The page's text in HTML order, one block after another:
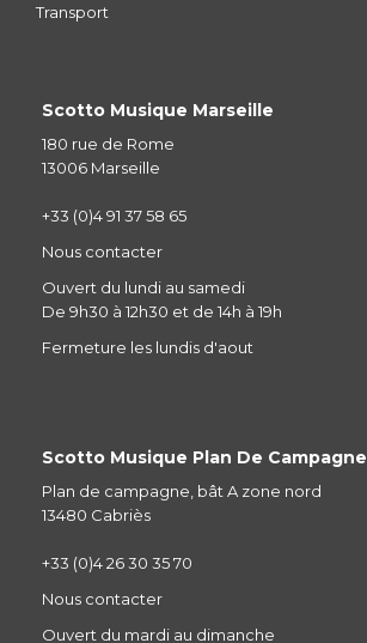
Transport
Scotto Musique Marseille
180 rue de Rome
13006 Marseille
+33 (0)4 91 37 58 65
Nous contacter
Ouvert du lundi au samedi
De 9h30 à 12h30 et de 14h à 19h
Fermeture les lundis d'aout
Scotto Musique Plan De Campagne
Plan de campagne, bât A zone nord
13480 Cabriès
+33 (0)4 26 30 35 70
Nous contacter
Ouvert du mardi au dimanche